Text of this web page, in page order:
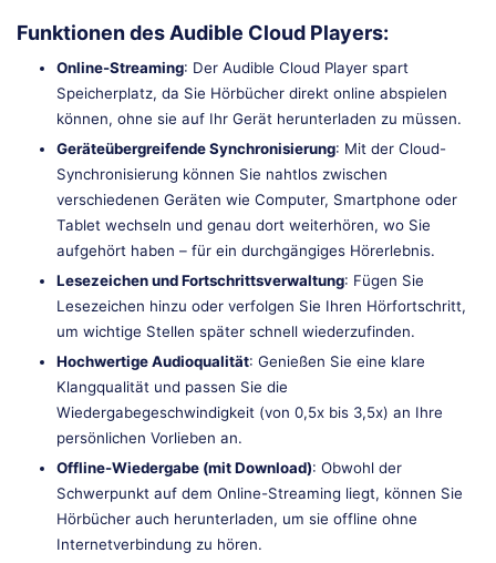
Funktionen des Audible Cloud Players:
Online-Streaming: Der Audible Cloud Player spart
Speicherplatz, da Sie Hörbücher direkt online abspielen
können, ohne sie auf Ihr Gerät herunterladen zu müssen.
Geräteübergreifende Synchronisierung: Mit der Cloud-
Synchronisierung können Sie nahtlos zwischen
verschiedenen Geräten wie Computer, Smartphone oder
Tablet wechseln und genau dort weiterhören, wo Sie
aufgehört haben – für ein durchgängiges Hörerlebnis.
Lesezeichen und Fortschrittsverwaltung: Fügen Sie
Lesezeichen hinzu oder verfolgen Sie Ihren Hörfortschritt,
um wichtige Stellen später schnell wiederzufinden.
Hochwertige Audioqualität: Genießen Sie eine klare
Klangqualität und passen Sie die
Wiedergabegeschwindigkeit (von 0,5x bis 3,5x) an Ihre
persönlichen Vorlieben an.
Offline-Wiedergabe (mit Download): Obwohl der
Schwerpunkt auf dem Online-Streaming liegt, können Sie
Hörbücher auch herunterladen, um sie offline ohne
Internetverbindung zu hören.